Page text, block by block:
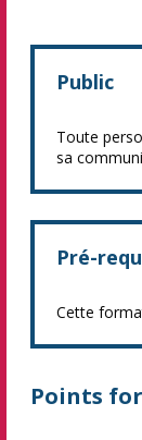
Public
Toute
sa
Pré-
Cette
Points